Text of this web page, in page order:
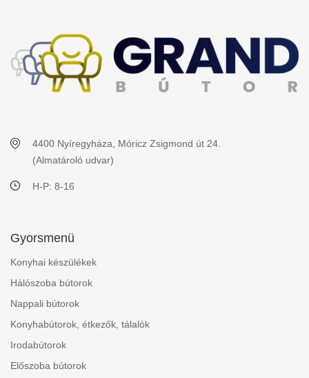
4400 Nyíregyháza, Móricz Zsigmond út 24.
(Almatároló udvar)
H-P: 8-16
Gyorsmenü
Konyhai készülékek
Hálószoba bútorok
Nappali bútorok
Konyhabútorok, étkezők, tálalók
Irodabútorok
Előszoba bútorok